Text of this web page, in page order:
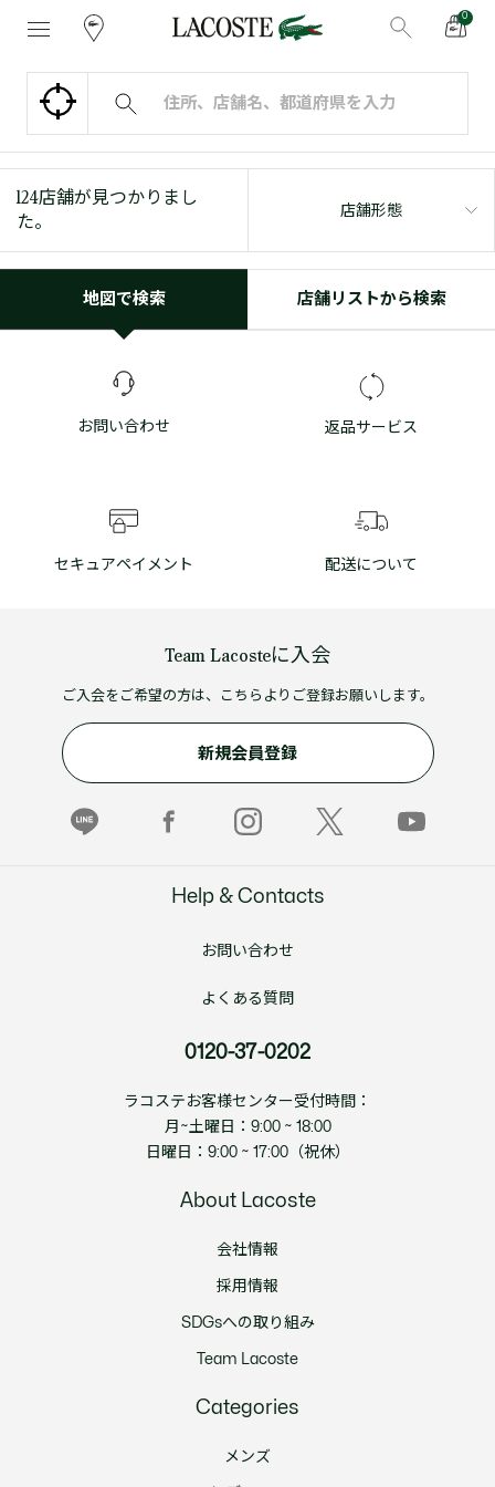
0
124店舗が見つかりまし
た。
店舗形態
地図で検索 店舗リストから検索
お問い合わせ 返品サービス
セキュアペイメント 配送について
Team Lacosteに入会
ご入会をご希望の方は、こちらよりご登録お願いします。
新規会員登録
Help & Contacts
お問い合わせ
よくある質問
0120-37-0202
ラコステお客様センター受付時間：
月~土曜日：9:00 ~ 18:00
日曜日：9:00 ~ 17:00（祝休）
About Lacoste
会社情報
採用情報
SDGsへの取り組み
Team Lacoste
Categories
メンズ